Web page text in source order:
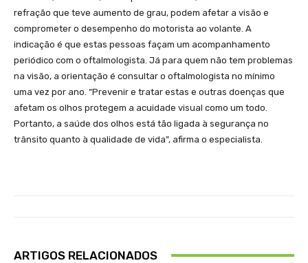
refração que teve aumento de grau, podem afetar a visão e
comprometer o desempenho do motorista ao volante. A
indicação é que estas pessoas façam um acompanhamento
periódico com o oftalmologista. Já para quem não tem problemas
na visão, a orientação é consultar o oftalmologista no mínimo
uma vez por ano. “Prevenir e tratar estas e outras doenças que
afetam os olhos protegem a acuidade visual como um todo.
Portanto, a saúde dos olhos está tão ligada à segurança no
trânsito quanto à qualidade de vida”, afirma o especialista.
ARTIGOS RELACIONADOS